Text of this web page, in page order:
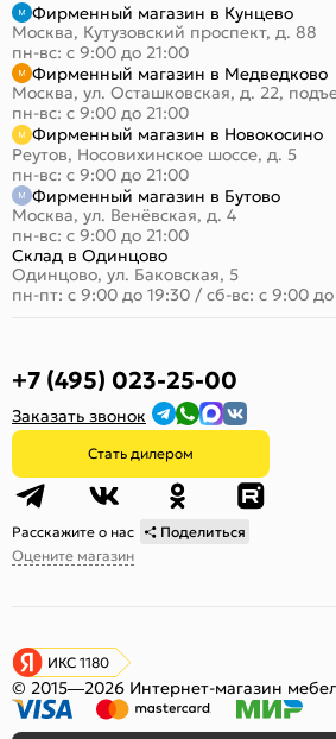
Фирменный магазин в Кунцево
Москва, Кутузовский проспект, д. 88
пн-вс: с 9:00 до 21:00
Фирменный магазин в Медведково
Москва, ул. Осташковская, д. 22,
пн-вс: с 9:00 до 21:00
Фирменный магазин в Новокосино
Реутов, Носовихинское шоссе, д. 5
пн-вс: с 9:00 до 21:00
Фирменный магазин в Бутово
Москва, ул. Венёвская, д. 4
пн-вс: с 9:00 до 21:00
Склад в Одинцово
Одинцово, ул. Баковская, 5
пн-пт: с 9:00 до 19:30 / сб-вс: с 9:00
+7 (495) 023-25-00
Заказать звонок
Стать дилером
Расскажите о нас
Поделиться
Оцените магазин
ИКС 1180
© 2015—2026 Интернет-магазин